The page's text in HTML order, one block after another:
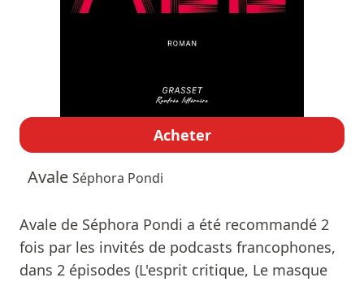
Acheter
Avale Séphora Pondi
Avale de Séphora Pondi a été recommandé 2
fois par les invités de podcasts francophones,
dans 2 épisodes (L'esprit critique, Le masque